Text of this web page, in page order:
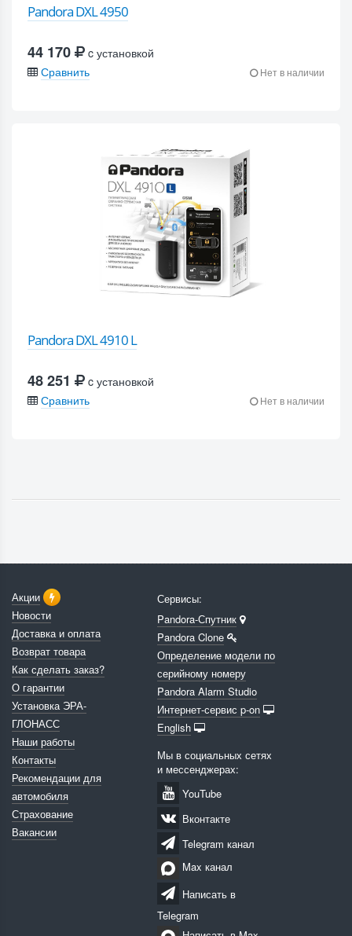
Pandora DXL 4950
44 170
c установкой
Сравнить
Нет в наличии
Pandora DXL 4910 L
48 251
c установкой
Сравнить
Нет в наличии
Акции
Новости
Доставка и оплата
Возврат товара
Как сделать заказ?
О гарантии
Установка ЭРА-
ГЛОНАСС
Наши работы
Контакты
Рекомендации для
автомобиля
Страхование
Вакансии
Сервисы:
Pandora-Спутник
Pandora Clone
Определение модели по
серийному номеру
Pandora Alarm Studio
Интернет-сервис p-on
English
Мы в социальных сетях
и мессенджерах:
YouTube
Вконтакте
Telegram канал
Max канал
Написать в
Telegram